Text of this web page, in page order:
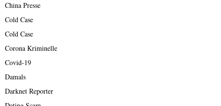
China Presse
Cold Case
Cold Case
Corona Kriminelle
Covid-19
Damals
Darknet Reporter